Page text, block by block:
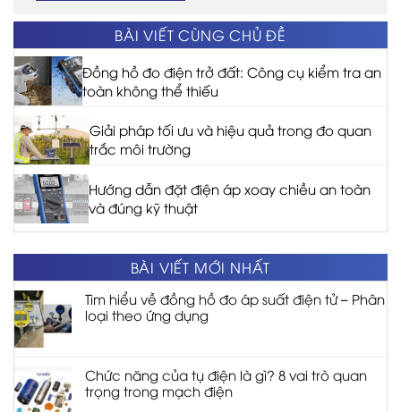
BÀI VIẾT CÙNG CHỦ ĐỀ
Đồng hồ đo điện trở đất: Công cụ kiểm tra an
toàn không thể thiếu
Giải pháp tối ưu và hiệu quả trong đo quan
trắc môi trường
Hướng dẫn đặt điện áp xoay chiều an toàn
và đúng kỹ thuật
BÀI VIẾT MỚI NHẤT
Tìm hiểu về đồng hồ đo áp suất điện tử – Phân
loại theo ứng dụng
Chức năng của tụ điện là gì? 8 vai trò quan
trọng trong mạch điện